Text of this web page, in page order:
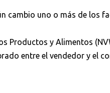
cambio uno o más de los
Productos y Alimentos
entre el vendedor y el